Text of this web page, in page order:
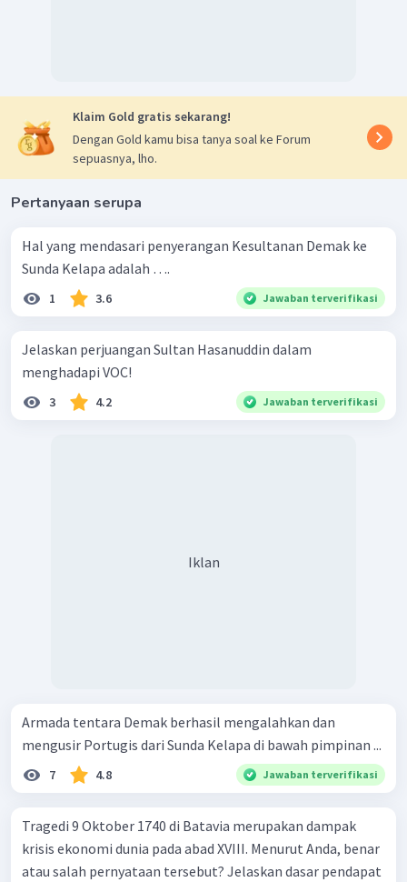
Klaim Gold gratis sekarang!
Dengan Gold kamu bisa tanya soal ke Forum
sepuasnya, lho.
Pertanyaan serupa
Hal yang mendasari penyerangan Kesultanan Demak ke
Sunda Kelapa adalah ….
1 3.6 Jawaban terverifikasi
Jelaskan perjuangan Sultan Hasanuddin dalam
menghadapi VOC!
3 4.2 Jawaban terverifikasi
Iklan
Armada tentara Demak berhasil mengalahkan dan
mengusir Portugis dari Sunda Kelapa di bawah pimpinan ...
7 4.8 Jawaban terverifikasi
Tragedi 9 Oktober 1740 di Batavia merupakan dampak
krisis ekonomi dunia pada abad XVIII. Menurut Anda, benar
atau salah pernyataan tersebut? Jelaskan dasar pendapat